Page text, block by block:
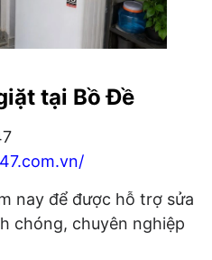
tại Bồ Đề
nay để được hỗ trợ sửa
chóng, chuyên nghiệp